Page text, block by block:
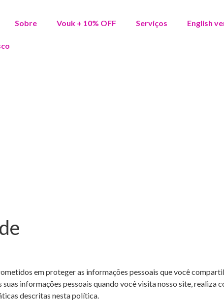
Sobre Vouk + 10% OFF Serviços English
em proteger as informações pessoais que você
informações pessoais quando você visita nosso site, realiza
descritas nesta política.